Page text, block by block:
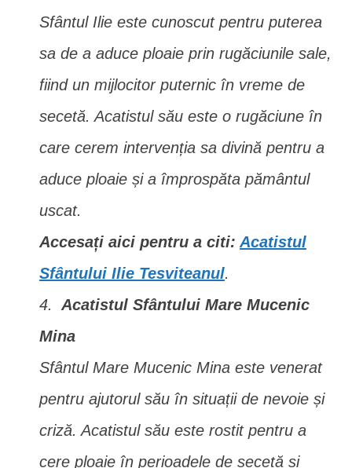
Sfântul Ilie este cunoscut pentru puterea
sa de a aduce ploaie prin rugăciunile sale,
fiind un mijlocitor puternic în vreme de
secetă. Acatistul său este o rugăciune în
care cerem intervenția sa divină pentru a
aduce ploaie și a împrospăta pământul
uscat.
Accesați aici pentru a citi: Acatistul
Sfântului Ilie Tesviteanul.
Acatistul Sfântului Mare Mucenic
Mina
Sfântul Mare Mucenic Mina este venerat
pentru ajutorul său în situații de nevoie și
criză. Acatistul său este rostit pentru a
cere ploaie în perioadele de secetă și